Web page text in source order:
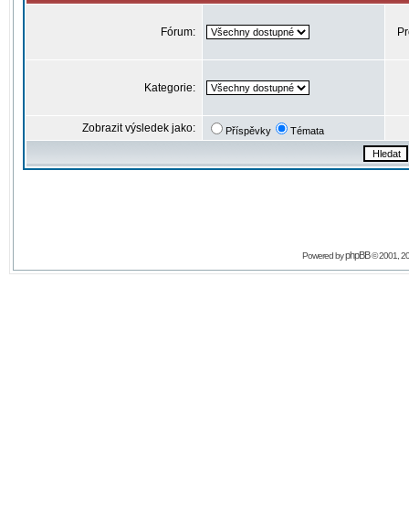
Fórum:
Kategorie:
Zobrazit výsledek jako: Příspěvky Témata
Powered byphpBB© 2001,